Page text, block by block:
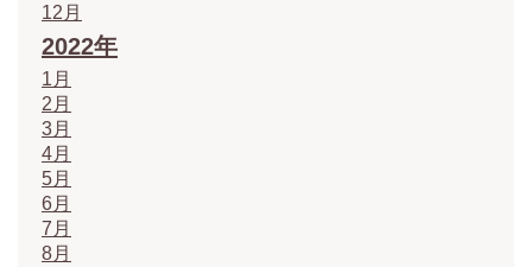
12月
2022年
1月
2月
3月
4月
5月
6月
7月
8月